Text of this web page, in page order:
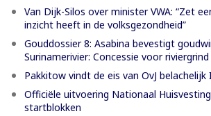
Van Dijk-Silos over minister VWA: “Zet
inzicht heeft in de volksgezondheid”
Gouddossier 8: Asabina bevestigt
Surinamerivier: Concessie voor riviergrind
Pakkitow vindt de eis van OvJ belachelijk
Officiële uitvoering Nationaal
startblokken